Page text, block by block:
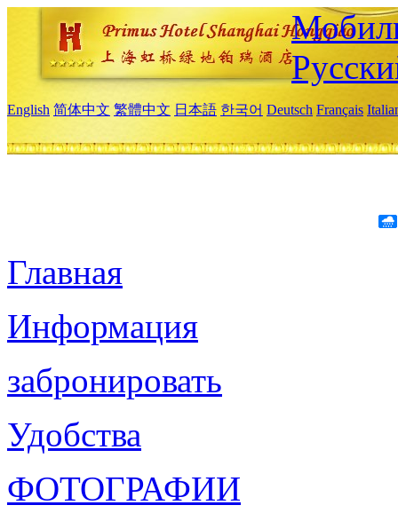
English 简体中文 繁體中文 日本語 한국어 Deutsch Français
Главная
Информация
забронировать
Удобства
ФОТОГРАФИИ